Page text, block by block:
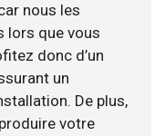
nous les
lors que vous
donc d’un
un
De plus,
votre